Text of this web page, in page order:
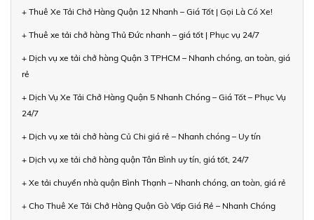
+ Thuê Xe Tải Chở Hàng Quận 12 Nhanh – Giá Tốt | Gọi Là Có Xe!
+ Thuê xe tải chở hàng Thủ Đức nhanh – giá tốt | Phục vụ 24/7
+ Dịch vụ xe tải chở hàng Quận 3 TPHCM – Nhanh chóng, an toàn, giá
rẻ
+ Dịch Vụ Xe Tải Chở Hàng Quận 5 Nhanh Chóng – Giá Tốt – Phục Vụ
24/7
+ Dịch vụ xe tải chở hàng Củ Chi giá rẻ – Nhanh chóng – Uy tín
+ Dịch vụ xe tải chở hàng quận Tân Bình uy tín, giá tốt, 24/7
+ Xe tải chuyển nhà quận Bình Thạnh – Nhanh chóng, an toàn, giá rẻ
+ Cho Thuê Xe Tải Chở Hàng Quận Gò Vấp Giá Rẻ – Nhanh Chóng